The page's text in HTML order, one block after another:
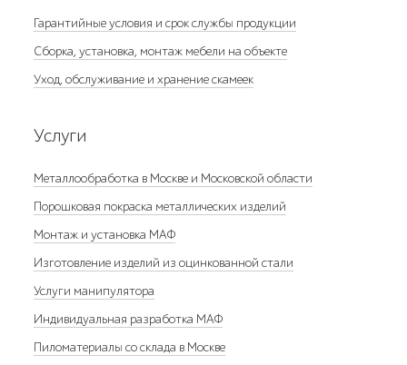
Гарантийные условия и срок службы продукции
Сборка, установка, монтаж мебели на объекте
Уход, обслуживание и хранение скамеек
Услуги
Металлообработка в Москве и Московской области
Порошковая покраска металлических изделий
Монтаж и установка МАФ
Изготовление изделий из оцинкованной стали
Услуги манипулятора
Индивидуальная разработка МАФ
Пиломатериалы со склада в Москве